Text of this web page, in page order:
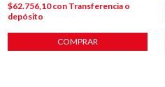
$62.756,10con Transferencia o
depósito
COMPRAR